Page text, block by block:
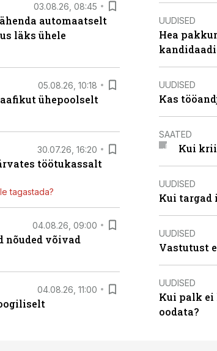
03.08.26, 08:45
automaatselt
läks ühele
05.08.26, 10:18
ühepoolselt
30.07.26, 16:20
töötukassalt
tagastada?
04.08.26, 09:00
nõuded võivad
04.08.26, 11:00
UUDISED
Hea
UUDISED
Kas
SAATED
Kui
UUDISED
Kui targad
UUDISED
Vastutust
UUDISED
Kui palk ei
oodata?